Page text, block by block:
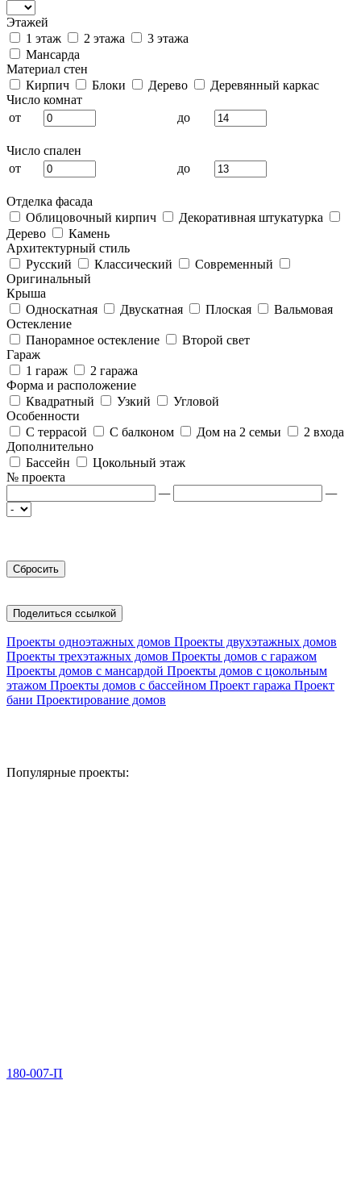
Этажей
1 этаж
2 этажа
3 этажа
Мансарда
Материал стен
Кирпич
Блоки Дерево
Деревянный каркас
Число комнат
от
до
Число спален
от
до
Отделка фасада
Облицовочный кирпич
Декоративная штукатурка
Дерево
Камень
Архитектурный стиль
Русский
Классический
Современный
Оригинальный
Крыша
Односкатная
Двускатная Плоская
Вальмовая
Остекление
Панорамное остекление
Второй свет
Гараж
1 гараж
2 гаража
Форма и расположение
Квадратный
Узкий
Угловой
Особенности
С террасой
С балконом Дом на 2 семьи
2 входа
Дополнительно
Бассейн
Цокольный этаж
№ проекта
—
—
Поделиться ссылкой
Проекты одноэтажных домов Проекты двухэтажных домов
Проекты трехэтажных домов Проекты домов с гаражом
Проекты домов с мансардой Проекты домов с цокольным
этажом Проекты домов с бассейном Проект гаража Проект
бани Проектирование домов
Популярные проекты:
180-007-П